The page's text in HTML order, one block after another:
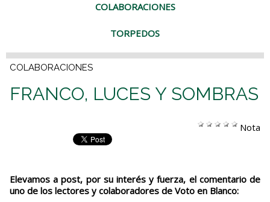
COLABORACIONES
TORPEDOS
COLABORACIONES
FRANCO, LUCES Y SOMBRAS
Nota
Elevamos a post, por su interés y fuerza, el comentario de
uno de los lectores y colaboradores de Voto en Blanco: